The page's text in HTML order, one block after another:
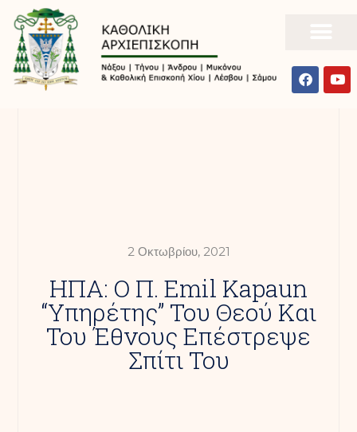
2 Οκτωβρίου, 2021
ΗΠΑ: Ο Π. Emil Kapaun
“υπηρέτης” Του Θεού Και
Του Έθνους Επέστρεψε
Σπίτι Του